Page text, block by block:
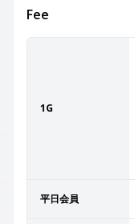
Fee
1G
平日会員